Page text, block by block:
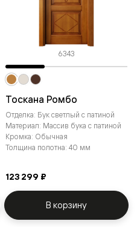
6343
Тоскана Ромбо
Отделка: Бук светлый с патиной
Материал: Массив бука с патиной
Кромка: Обычная
Толщина полотна: 40 мм
123 299 ₽
В корзину